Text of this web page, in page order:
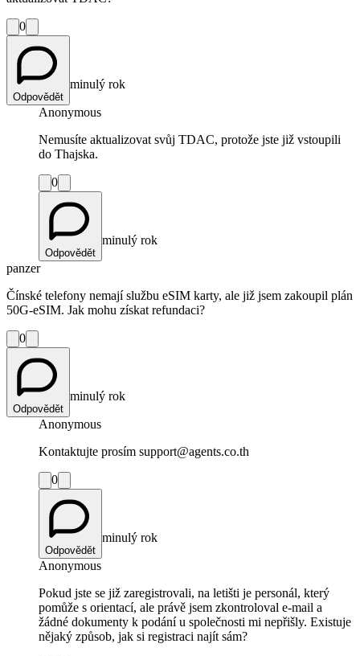
0
Odpovědět
minulý rok
Anonymous
Nemusíte aktualizovat svůj TDAC, protože jste již vstoupili
do Thajska.
0
Odpovědět
minulý rok
panzer
Čínské telefony nemají službu eSIM karty, ale již jsem zakoupil plán
50G-eSIM. Jak mohu získat refundaci?
0
Odpovědět
minulý rok
Anonymous
Kontaktujte prosím support@agents.co.th
0
Odpovědět
minulý rok
Anonymous
Pokud jste se již zaregistrovali, na letišti je personál, který
pomůže s orientací, ale právě jsem zkontroloval e-mail a
žádné dokumenty k podání u společnosti mi nepřišly. Existuje
nějaký způsob, jak si registraci najít sám?